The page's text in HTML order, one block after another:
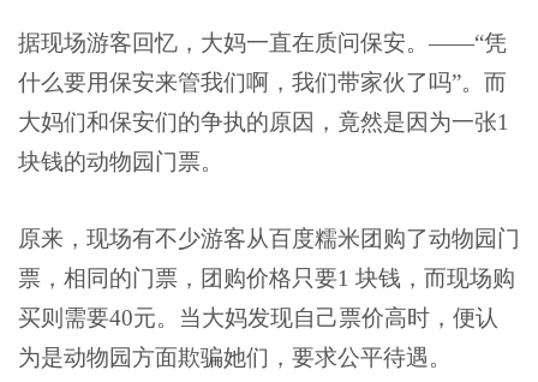
据现场游客回忆，大妈一直在质问保安。——“凭
什么要用保安来管我们啊，我们带家伙了吗”。而
大妈们和保安们的争执的原因，竟然是因为一张1
块钱的动物园门票。
原来，现场有不少游客从百度糯米团购了动物园门
票，相同的门票，团购价格只要1 块钱，而现场购
买则需要40元。当大妈发现自己票价高时，便认
为是动物园方面欺骗她们，要求公平待遇。